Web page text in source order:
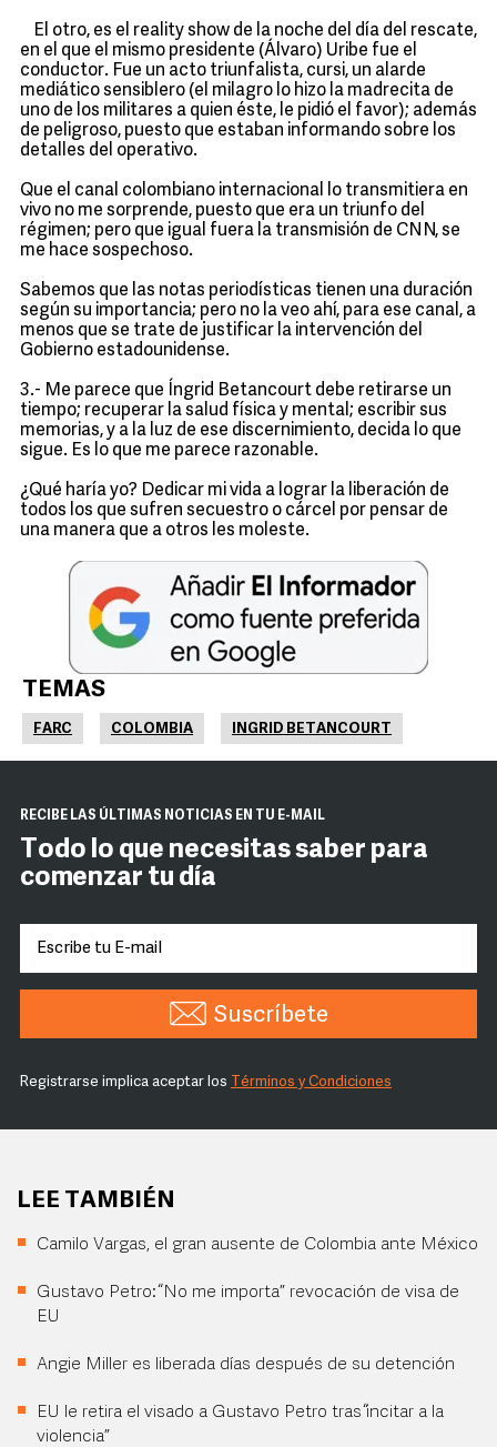
El otro, es el reality show de la noche del día del rescate,
en el que el mismo presidente (Álvaro) Uribe fue el
conductor. Fue un acto triunfalista, cursi, un alarde
mediático sensiblero (el milagro lo hizo la madrecita de
uno de los militares a quien éste, le pidió el favor); además
de peligroso, puesto que estaban informando sobre los
detalles del operativo.
Que el canal colombiano internacional lo transmitiera en
vivo no me sorprende, puesto que era un triunfo del
régimen; pero que igual fuera la transmisión de CNN, se
me hace sospechoso.
Sabemos que las notas periodísticas tienen una duración
según su importancia; pero no la veo ahí, para ese canal, a
menos que se trate de justificar la intervención del
Gobierno estadounidense.
3.- Me parece que Íngrid Betancourt debe retirarse un
tiempo; recuperar la salud física y mental; escribir sus
memorias, y a la luz de ese discernimiento, decida lo que
sigue. Es lo que me parece razonable.
¿Qué haría yo? Dedicar mi vida a lograr la liberación de
todos los que sufren secuestro o cárcel por pensar de
una manera que a otros les moleste.
TEMAS
FARC COLOMBIA INGRID BETANCOURT
RECIBE LAS ÚLTIMAS NOTICIAS EN TU E-MAIL
Todo lo que necesitas saber para
comenzar tu día
Suscríbete
Registrarse implica aceptar los Términos y Condiciones
LEE TAMBIÉN
Camilo Vargas, el gran ausente de Colombia ante México
Gustavo Petro: “No me importa” revocación de visa de
EU
Angie Miller es liberada días después de su detención
EU le retira el visado a Gustavo Petro tras “incitar a la
violencia”